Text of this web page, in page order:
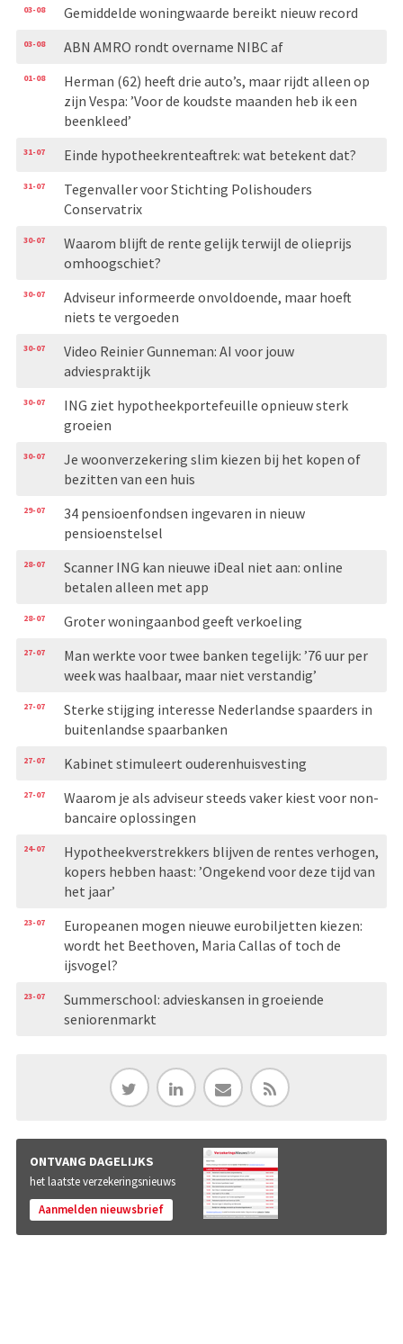
03-08 Gemiddelde woningwaarde bereikt nieuw record
03-08 ABN AMRO rondt overname NIBC af
01-08
Herman (62) heeft drie auto’s, maar rijdt alleen op
zijn Vespa: ’Voor de koudste maanden heb ik een
beenkleed’
31-07 Einde hypotheekrenteaftrek: wat betekent dat?
31-07
Tegenvaller voor Stichting Polishouders
Conservatrix
30-07
Waarom blijft de rente gelijk terwijl de olieprijs
omhoogschiet?
30-07
Adviseur informeerde onvoldoende, maar hoeft
niets te vergoeden
30-07
Video Reinier Gunneman: AI voor jouw
adviespraktijk
30-07
ING ziet hypotheekportefeuille opnieuw sterk
groeien
30-07
Je woonverzekering slim kiezen bij het kopen of
bezitten van een huis
29-07
34 pensioenfondsen ingevaren in nieuw
pensioenstelsel
28-07
Scanner ING kan nieuwe iDeal niet aan: online
betalen alleen met app
28-07 Groter woningaanbod geeft verkoeling
27-07
Man werkte voor twee banken tegelijk: ’76 uur per
week was haalbaar, maar niet verstandig’
27-07
Sterke stijging interesse Nederlandse spaarders in
buitenlandse spaarbanken
27-07 Kabinet stimuleert ouderenhuisvesting
27-07
Waarom je als adviseur steeds vaker kiest voor non-
bancaire oplossingen
24-07
Hypotheekverstrekkers blijven de rentes verhogen,
kopers hebben haast: ’Ongekend voor deze tijd van
het jaar’
23-07
Europeanen mogen nieuwe eurobiljetten kiezen:
wordt het Beethoven, Maria Callas of toch de
ijsvogel?
23-07
Summerschool: advieskansen in groeiende
seniorenmarkt
ONTVANG DAGELIJKS
het laatste verzekeringsnieuws
Aanmelden nieuwsbrief